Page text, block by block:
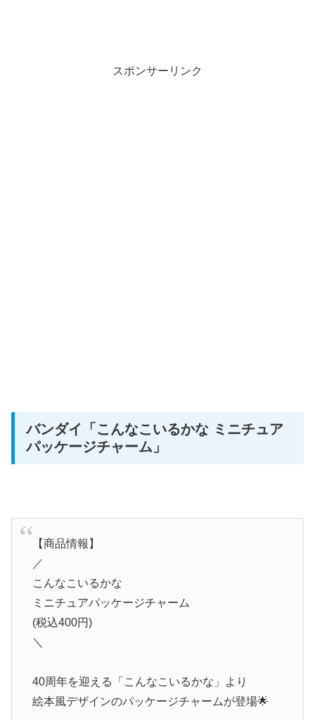
スポンサーリンク
バンダイ 「こんなこいるかな ミニチュア
パッケージチャーム」
【商品情報】
／
こんなこいるかな
ミニチュアパッケージチャーム
(税込400円)
＼
40周年を迎える「こんなこいるかな」より
絵本風デザインのパッケージチャームが登場🌟